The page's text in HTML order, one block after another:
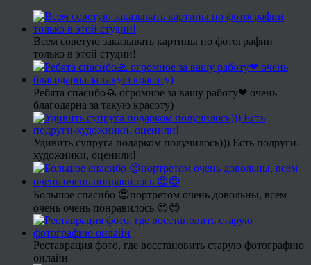
Всем советую заказывать картины по фотографии
только в этой студии!
Ребята спасибо🙏 огромное за вашу работу❤ очень
благодарна за такую красоту)
Удивить супруга подарком получилось))) Есть подруги-
художники, оценили!
Большое спасибо 😍портретом очень довольны, всем
очень очень понравилось 😍😍
Реставрация фото, где восстановить старую фотографию
онлайн